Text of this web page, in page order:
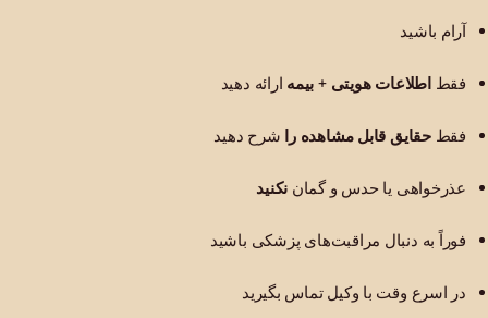
آرام باشید
فقطاطلاعات هویتی + بیمه ارائه دهید
فقطحقایق قابل مشاهده را شرح دهید
عذرخواهی یا حدس و گمان نکنید
فوراً به دنبال مراقبت‌های پزشکی باشید
در اسرع وقت با وکیل تماس بگیرید